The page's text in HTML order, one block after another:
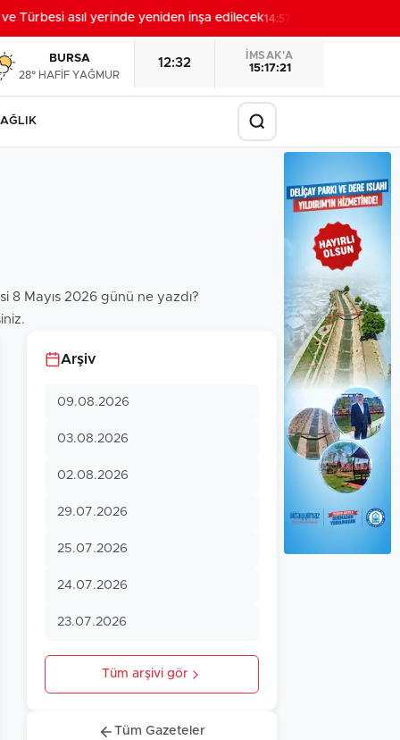
Türbesi asıl yerinde yeniden inşa edilecek14:57
BURSA
28° HAFİF YAĞMUR
12:32
İMSAK'A
15:17:20
8 Mayıs 2026 günü ne yazdı?
Arşiv
09.08.2026
03.08.2026
02.08.2026
29.07.2026
25.07.2026
24.07.2026
23.07.2026
Tüm arşivi gör
Tüm Gazeteler